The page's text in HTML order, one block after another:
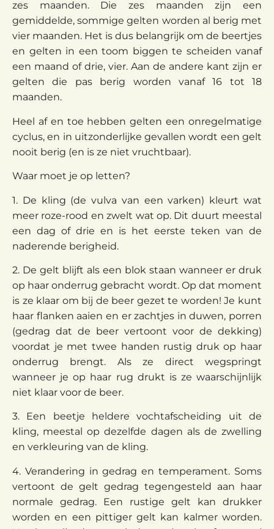
zes maanden. Die zes maanden zijn een
gemiddelde, sommige gelten worden al berig met
vier maanden. Het is dus belangrijk om de beertjes
en gelten in een toom biggen te scheiden vanaf
een maand of drie, vier. Aan de andere kant zijn er
gelten die pas berig worden vanaf 16 tot 18
maanden.
Heel af en toe hebben gelten een onregelmatige
cyclus, en in uitzonderlijke gevallen wordt een gelt
nooit berig (en is ze niet vruchtbaar).
Waar moet je op letten?
1. De kling (de vulva van een varken) kleurt wat
meer roze-rood en zwelt wat op. Dit duurt meestal
een dag of drie en is het eerste teken van de
naderende berigheid.
2. De gelt blijft als een blok staan wanneer er druk
op haar onderrug gebracht wordt. Op dat moment
is ze klaar om bij de beer gezet te worden! Je kunt
haar flanken aaien en er zachtjes in duwen, porren
(gedrag dat de beer vertoont voor de dekking)
voordat je met twee handen rustig druk op haar
onderrug brengt. Als ze direct wegspringt
wanneer je op haar rug drukt is ze waarschijnlijk
niet klaar voor de beer.
3. Een beetje heldere vochtafscheiding uit de
kling, meestal op dezelfde dagen als de zwelling
en verkleuring van de kling.
4. Verandering in gedrag en temperament. Soms
vertoont de gelt gedrag tegengesteld aan haar
normale gedrag. Een rustige gelt kan drukker
worden en een pittiger gelt kan kalmer worden.